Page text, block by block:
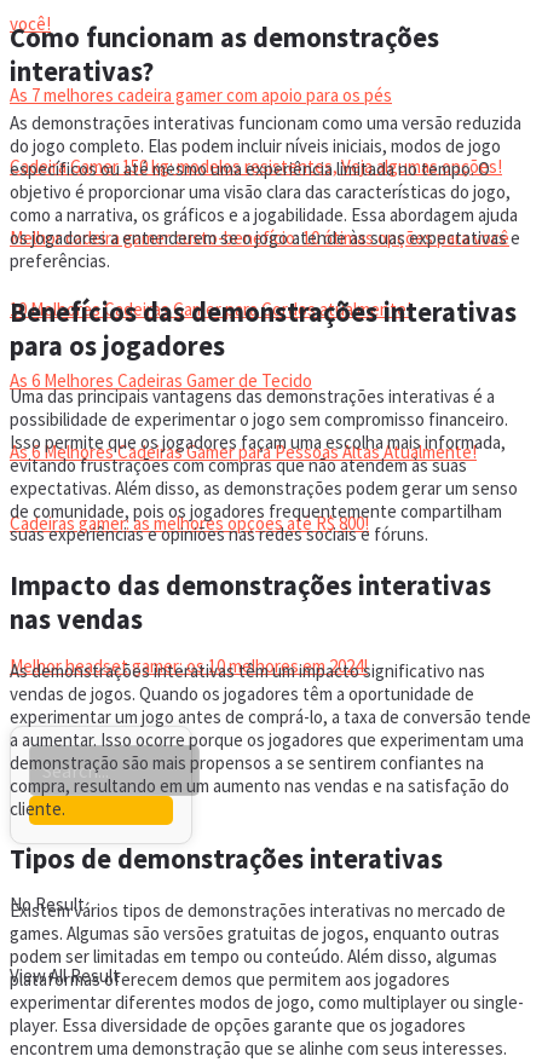
você!
As 7 melhores cadeira gamer com apoio para os pés
Cadeira Gamer 150 kg: modelos resistentes, Veja algumas opções!
Melhor cadeira gamer custo-benefício: 10 ótimas opções para você
10 Melhores Cadeiras Gamer para Gordos atualmente!
As 6 Melhores Cadeiras Gamer de Tecido
As 6 Melhores Cadeiras Gamer para Pessoas Altas Atualmente!
Cadeiras gamer: as melhores opções até R$ 800!
HEADSET
Melhor headset gamer: os 10 melhores em 2024!
No Result
View All Result
Como funcionam as demonstrações
interativas?
As demonstrações interativas funcionam como uma versão reduzida
do jogo completo. Elas podem incluir níveis iniciais, modos de jogo
específicos ou até mesmo uma experiência limitada no tempo. O
objetivo é proporcionar uma visão clara das características do jogo,
como a narrativa, os gráficos e a jogabilidade. Essa abordagem ajuda
os jogadores a entenderem se o jogo atende às suas expectativas e
preferências.
Benefícios das demonstrações interativas
para os jogadores
Uma das principais vantagens das demonstrações interativas é a
possibilidade de experimentar o jogo sem compromisso financeiro.
Isso permite que os jogadores façam uma escolha mais informada,
evitando frustrações com compras que não atendem às suas
expectativas. Além disso, as demonstrações podem gerar um senso
de comunidade, pois os jogadores frequentemente compartilham
suas experiências e opiniões nas redes sociais e fóruns.
Impacto das demonstrações interativas
nas vendas
As demonstrações interativas têm um impacto significativo nas
vendas de jogos. Quando os jogadores têm a oportunidade de
experimentar um jogo antes de comprá-lo, a taxa de conversão tende
a aumentar. Isso ocorre porque os jogadores que experimentam uma
demonstração são mais propensos a se sentirem confiantes na
compra, resultando em um aumento nas vendas e na satisfação do
cliente.
Tipos de demonstrações interativas
Existem vários tipos de demonstrações interativas no mercado de
games. Algumas são versões gratuitas de jogos, enquanto outras
podem ser limitadas em tempo ou conteúdo. Além disso, algumas
plataformas oferecem demos que permitem aos jogadores
experimentar diferentes modos de jogo, como multiplayer ou single-
player. Essa diversidade de opções garante que os jogadores
encontrem uma demonstração que se alinhe com seus interesses.